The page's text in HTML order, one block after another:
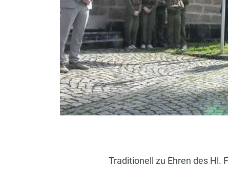
Traditionell zu Ehren des Hl.